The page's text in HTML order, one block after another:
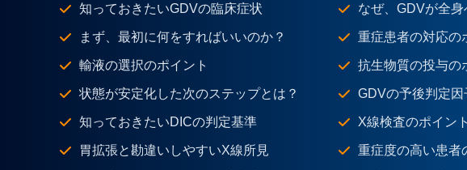
知っておきたいGDVの臨床症状 なぜ、GDVが全身
まず、最初に何をすればいいのか？ 重症患者の対応の
輸液の選択のポイント 抗生物質の投与の
状態が安定化した次のステップとは？ GDVの予後判定因
知っておきたいDICの判定基準 X線検査のポイン
胃拡張と勘違いしやすいX線所見 重症度の高い患者